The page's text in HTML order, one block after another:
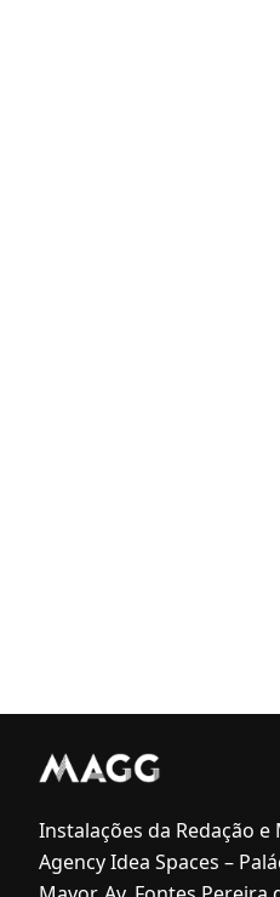
Instalações da Redação e
Agency Idea Spaces –